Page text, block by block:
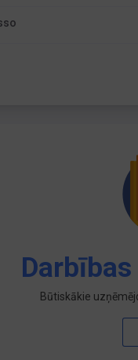
Būtiskākie